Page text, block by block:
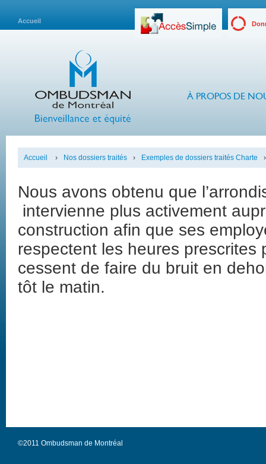
Accueil
À PROPOS DE
Accueil › Nos dossiers traités › Exemples de dossiers traités Charte ›
Nous avons obtenu que
intervienne plus activement
construction afin que ses
respectent les heures
cessent de faire du bruit en
tôt le matin.
©2011 Ombudsman de Montréal